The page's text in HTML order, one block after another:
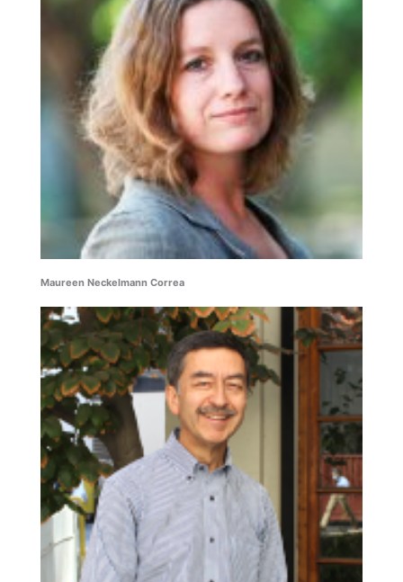
Maureen Neckelmann Correa